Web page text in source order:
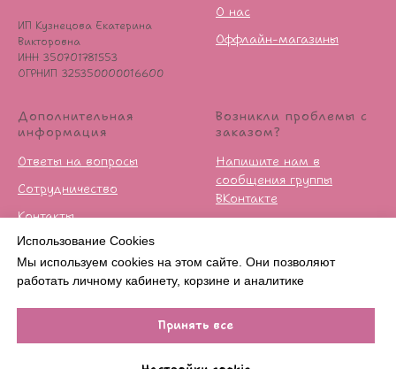
Использование Cookies
Мы используем cookies на этом сайте. Они позволяют
работать личному кабинету, корзине и аналитике
Принять все
В КОРЗИНУ
ИП Кузнецова Екатерина
Викторовна
ИНН 350701781553
ОГРНИП 325350000016600
О нас
Оффлайн-магазины
Дополнительная
информация
Ответы на вопросы
Сотрудничество
Контакты
Публичная оферта
Политика
конфиденцильности
Возникли проблемы с
заказом?
Напишите нам в
сообщения группы
ВКонтакте